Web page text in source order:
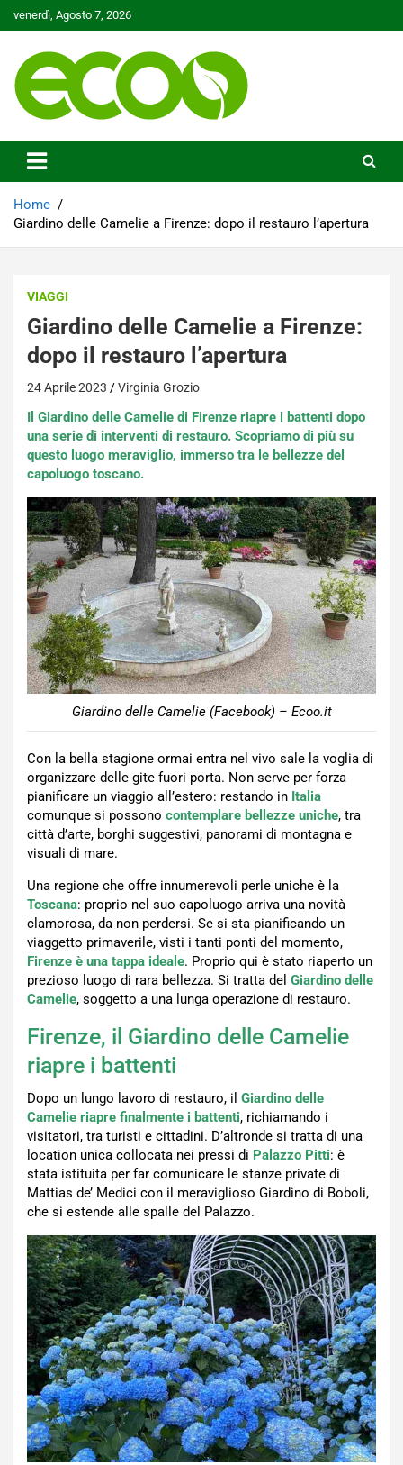
to
venerdì, Agosto 7, 2026
Ecoo.it
Home
Giardino delle Camelie a Firenze: dopo il restauro l’apertura
VIAGGI
Giardino delle Camelie a Firenze:
dopo il restauro l’apertura
24 Aprile 2023 Virginia Grozio
Il Giardino delle Camelie di Firenze riapre i battenti dopo
una serie di interventi di restauro. Scopriamo di più su
questo luogo meraviglio, immerso tra le bellezze del
capoluogo toscano.
Giardino delle Camelie (Facebook) – Ecoo.it
Con la bella stagione ormai entra nel vivo sale la voglia di
organizzare delle gite fuori porta. Non serve per forza
pianificare un viaggio all’estero: restando in Italia
comunque si possono contemplare bellezze uniche, tra
città d’arte, borghi suggestivi, panorami di montagna e
visuali di mare.
Una regione che offre innumerevoli perle uniche è la
Toscana: proprio nel suo capoluogo arriva una novità
clamorosa, da non perdersi. Se si sta pianificando un
viaggetto primaverile, visti i tanti ponti del momento,
Firenze è una tappa ideale. Proprio qui è stato riaperto un
prezioso luogo di rara bellezza. Si tratta del Giardino delle
Camelie, soggetto a una lunga operazione di restauro.
Firenze, il Giardino delle Camelie
riapre i battenti
Dopo un lungo lavoro di restauro, il Giardino delle
Camelie riapre finalmente i battenti, richiamando i
visitatori, tra turisti e cittadini. D’altronde si tratta di una
location unica collocata nei pressi di Palazzo Pitti: è
stata istituita per far comunicare le stanze private di
Mattias de’ Medici con il meraviglioso Giardino di Boboli,
che si estende alle spalle del Palazzo.